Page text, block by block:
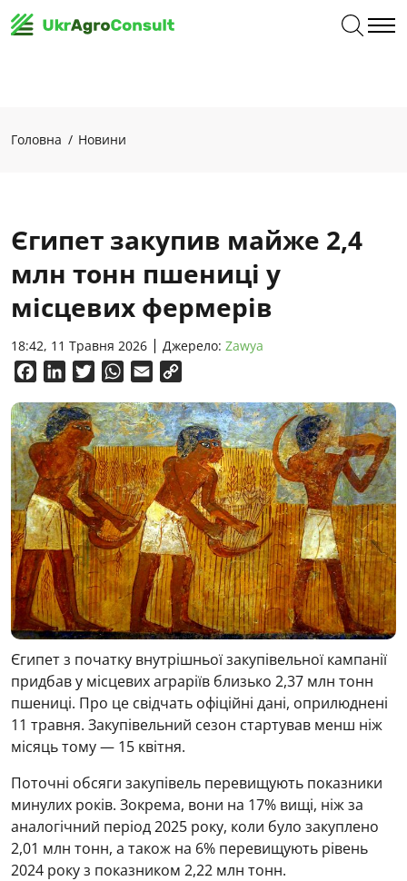
Головна Новини
Єгипет закупив майже 2,4
млн тонн пшениці у
місцевих фермерів
18:42, 11 Травня 2026 Джерело: Zawya
FacebookLinkedInTwitterWhatsApp
Email
Єгипетз початку внутрішньої закупівельної кампанії
придбав у місцевих аграріїв близько 2,37 млн тонн
пшениці. Про це свідчать офіційні дані, оприлюднені
11 травня. Закупівельний сезон стартував менш ніж
місяць тому — 15 квітня.
Поточні обсяги закупівель перевищують показники
минулих років. Зокрема, вони на 17% вищі, ніж за
аналогічний період 2025 року, коли було закуплено
2,01 млн тонн, а також на 6% перевищують рівень
2024 року з показником 2,22 млн тонн.